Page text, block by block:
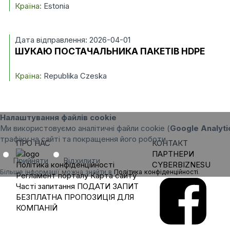
Країна: Estonia
Дата відправлення: 2026-04-01
ШУКАЮ ПОСТАЧАЛЬНИКА ПАКЕТІВ HDPE
Країна: Republika Czeska
Налаштування файлів cookie
Ми використовуємо аналітичні файли cookie (Google
трафіку на сайті та покращення його роботи.
Прийняти Відхилити
Більше інформації можна знайти в Політика конфіденційності.
ПРО НАС
Політика конфіденційності
Регламент порталу Карта сайту
Часті запитання ПОДАТИ ЗАПИТ
БЕЗПЛАТНА ПРОПОЗИЦІЯ ДЛЯ
КОМПАНІЙ
КОНТАКТ
ПАРТНЕРИ
CYBERBIZNESU